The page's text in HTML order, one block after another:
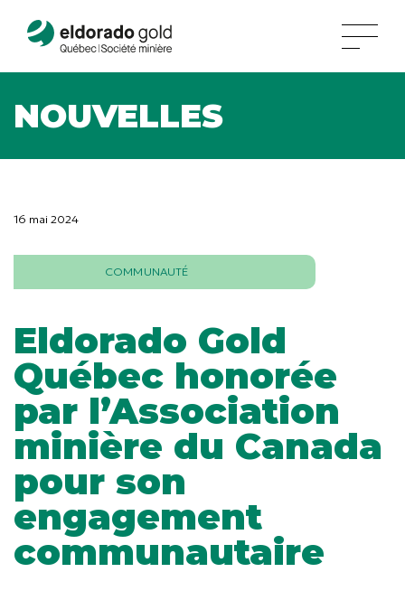
NOUVELLES
16 mai 2024
COMMUNAUTÉ
Eldorado Gold
Québec honorée
par l’Association
minière du Canada
pour son
engagement
communautaire